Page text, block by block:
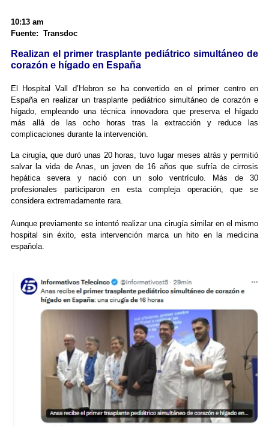
10:13 am
Fuente: Transdoc
Realizan el primer trasplante pediátrico simultáneo de
corazón e hígado en España
El Hospital Vall d’Hebron se ha convertido en el primer centro en
España en realizar un trasplante pediátrico simultáneo de corazón e
hígado, empleando una técnica innovadora que preserva el hígado
más allá de las ocho horas tras la extracción y reduce las
complicaciones durante la intervención.
La cirugía, que duró unas 20 horas, tuvo lugar meses atrás y permitió
salvar la vida de Anas, un joven de 16 años que sufría de cirrosis
hepática severa y nació con un solo ventrículo. Más de 30
profesionales participaron en esta compleja operación, que se
considera extremadamente rara.
Aunque previamente se intentó realizar una cirugía similar en el mismo
hospital sin éxito, esta intervención marca un hito en la medicina
española.